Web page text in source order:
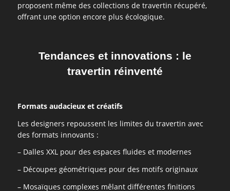
proposent même des collections de travertin récupéré,
offrant une option encore plus écologique.
Tendances et innovations : le
travertin réinventé
Formats audacieux et créatifs
Les designers repoussent les limites du travertin avec
des formats innovants :
– Dalles XXL pour des espaces fluides et modernes
– Découpes géométriques pour des motifs originaux
– Mosaïques complexes mêlant différentes finitions